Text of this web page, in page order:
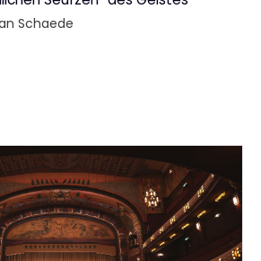
Schaede